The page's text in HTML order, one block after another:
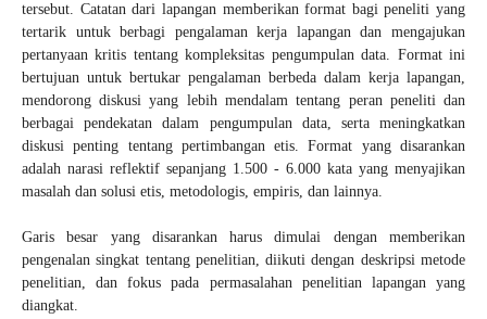
tersebut. Catatan dari lapangan memberikan format bagi peneliti yang
tertarik untuk berbagi pengalaman kerja lapangan dan mengajukan
pertanyaan kritis tentang kompleksitas pengumpulan data. Format ini
bertujuan untuk bertukar pengalaman berbeda dalam kerja lapangan,
mendorong diskusi yang lebih mendalam tentang peran peneliti dan
berbagai pendekatan dalam pengumpulan data, serta meningkatkan
diskusi penting tentang pertimbangan etis. Format yang disarankan
adalah narasi reflektif sepanjang 1.500 - 6.000 kata yang menyajikan
masalah dan solusi etis, metodologis, empiris, dan lainnya.
Garis besar yang disarankan harus dimulai dengan memberikan
pengenalan singkat tentang penelitian, diikuti dengan deskripsi metode
penelitian, dan fokus pada permasalahan penelitian lapangan yang
diangkat.